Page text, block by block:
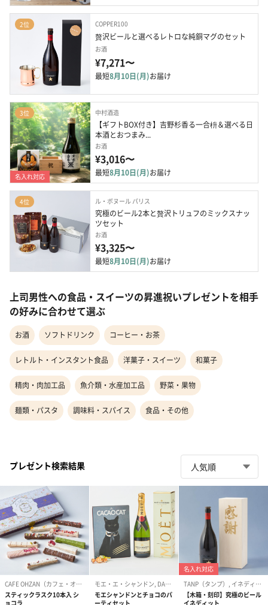
2位 COPPER100
贅沢ビールと選べるレトロな純銅マグのセット
お酒
¥7,271〜
最短8月10日(月)お届け
3位
名入れ対応
中村酒造
【ギフトBOX付き】吉野杉香る一合枡＆選べる日
本酒とおつまみ...
お酒
¥3,016〜
最短8月10日(月)お届け
4位 ル・ボヌール パリス
究極のビール2本と贅沢トリュフのミックスナッ
ツセット
お酒
¥3,325〜
最短8月10日(月)お届け
上司男性への食品・スイーツの昇進祝いプレゼントを相手
の好みに合わせて選ぶ
お酒 ソフトドリンク コーヒー・お茶
レトルト・インスタント食品 洋菓子・スイーツ 和菓子
精肉・肉加工品 魚介類・水産加工品 野菜・果物
麺類・パスタ 調味料・スパイス 食品・その他
プレゼント検索結果